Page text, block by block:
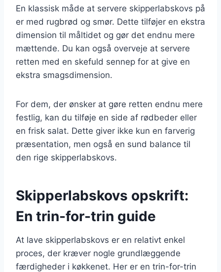
En klassisk måde at servere skipperlabskovs på
er med rugbrød og smør. Dette tilføjer en ekstra
dimension til måltidet og gør det endnu mere
mættende. Du kan også overveje at servere
retten med en skefuld sennep for at give en
ekstra smagsdimension.
For dem, der ønsker at gøre retten endnu mere
festlig, kan du tilføje en side af rødbeder eller
en frisk salat. Dette giver ikke kun en farverig
præsentation, men også en sund balance til
den rige skipperlabskovs.
Skipperlabskovs opskrift:
En trin-for-trin guide
At lave skipperlabskovs er en relativt enkel
proces, der kræver nogle grundlæggende
færdigheder i køkkenet. Her er en trin-for-trin